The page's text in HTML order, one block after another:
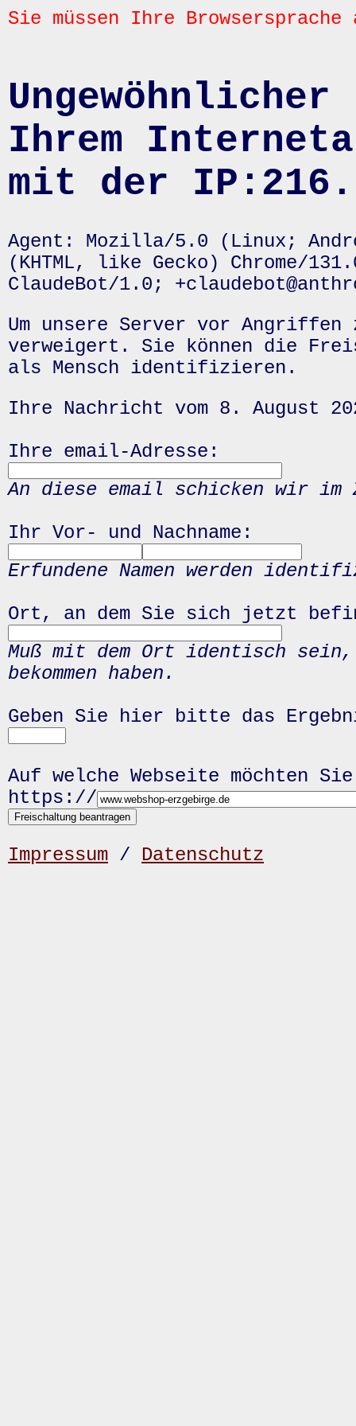
Sie müssen Ihre
Ihrem
mit der
Agent: Mozilla/5.0 (Linux;
(KHTML, like Gecko) Chrome/
ClaudeBot/1.0;
Um unsere Server vor
verweigert. Sie können die
als Mensch identifizieren.
Ihre Nachricht vom 8. August
Ihre email-Adresse:
An diese email schicken wir
Ihr Vor- und Nachname:
Erfundene Namen werden
Ort, an dem Sie sich jetzt
Muß mit dem Ort identisch
bekommen haben.
Geben Sie hier bitte das
Auf welche Webseite möchten
https://
Impressum / Datenschutz